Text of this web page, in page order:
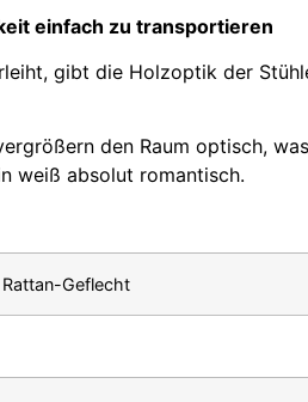
einfach zu transportieren
gibt die Holzoptik der
den Raum optisch,
weiß absolut romantisch.
Geflecht